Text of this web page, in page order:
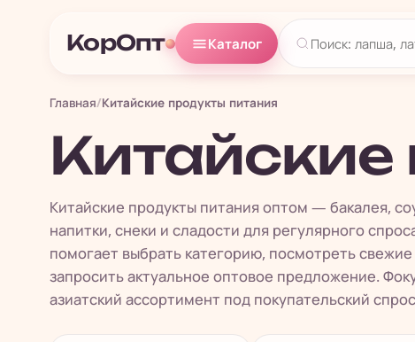
КорОпт Каталог
Главная/Китайские продукты питания
Китайские
Китайские продукты питания оптом — бакалея,
напитки, снеки и сладости для регулярного
помогает выбрать категорию, посмотреть
запросить актуальное оптовое предложение.
азиатский ассортимент под покупательский